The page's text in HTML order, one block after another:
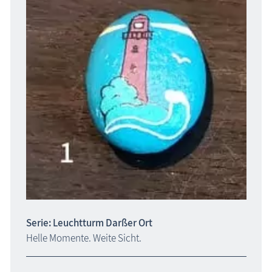
Freizeit
Wissenswertes
Veranstaltungen
Blog
Serie: Leuchtturm Darßer Ort
Helle Momente. Weite Sicht.